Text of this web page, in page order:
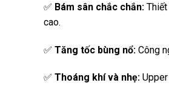
✅ Bám sân chắc chắn:
cao.
✅ Tăng tốc bùng nổ: Công
✅ Thoáng khí và nhẹ: